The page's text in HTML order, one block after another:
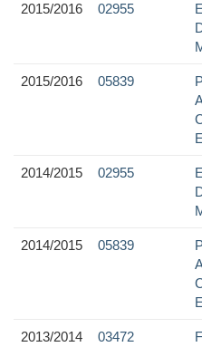
2015/2016 02955
2015/2016 05839
2014/2015 02955
2014/2015 05839
2013/2014 03472